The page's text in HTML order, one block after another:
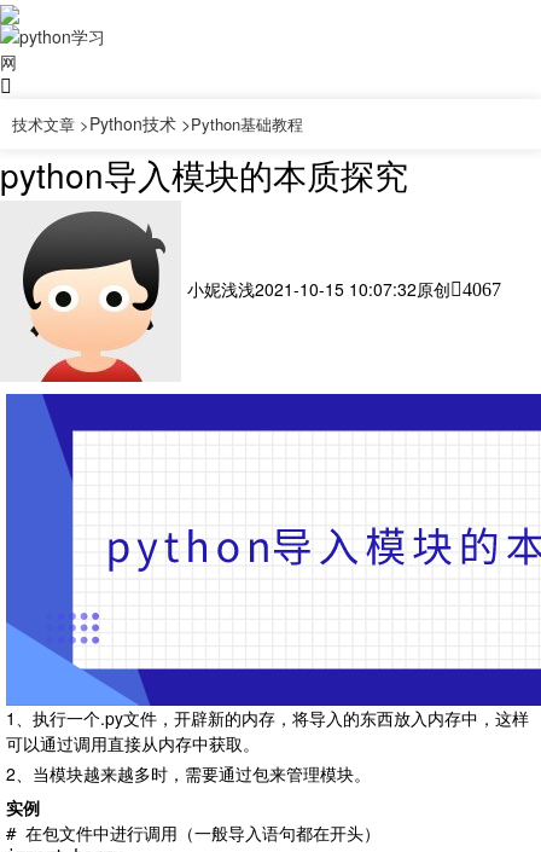
技术文章 >Python技术 >Python基础教程
python导入模块的本质探究
小妮浅浅2021-10-15 10:07:32原创 4067
1、执行一个.py文件，开辟新的内存，将导入的东西放入内存中，这样
可以通过调用直接从内存中获取。
2、当模块越来越多时，需要通过包来管理模块。
实例
# 在包文件中进行调用（一般导入语句都在开头）